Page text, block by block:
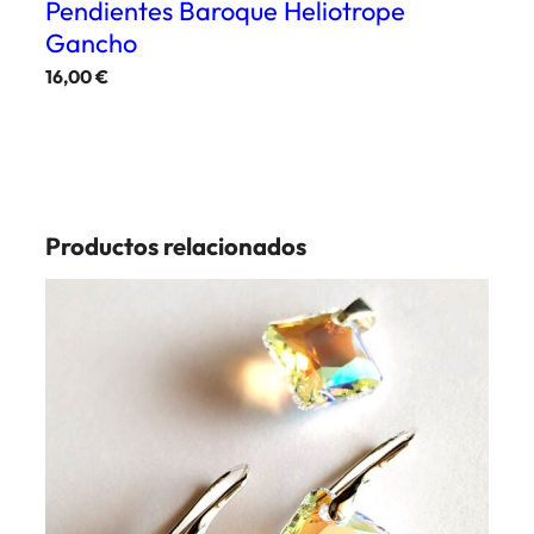
Pendientes Baroque Heliotrope
Gancho
16,00€
Productos relacionados